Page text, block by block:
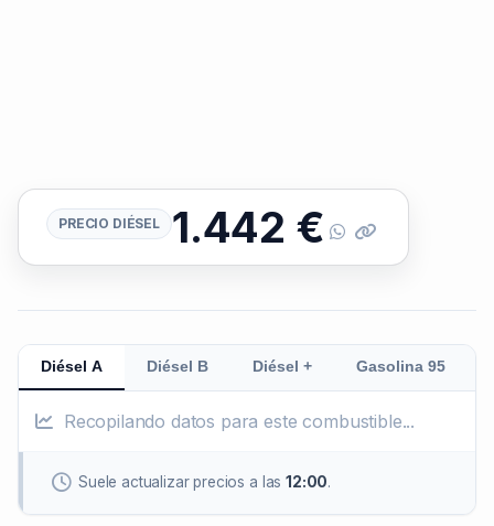
PRECIO DIÉSEL 1.442 €
Diésel A Diésel B Diésel + Gasolina 95
Recopilando datos para este combustible...
Suele actualizar precios a las12:00.